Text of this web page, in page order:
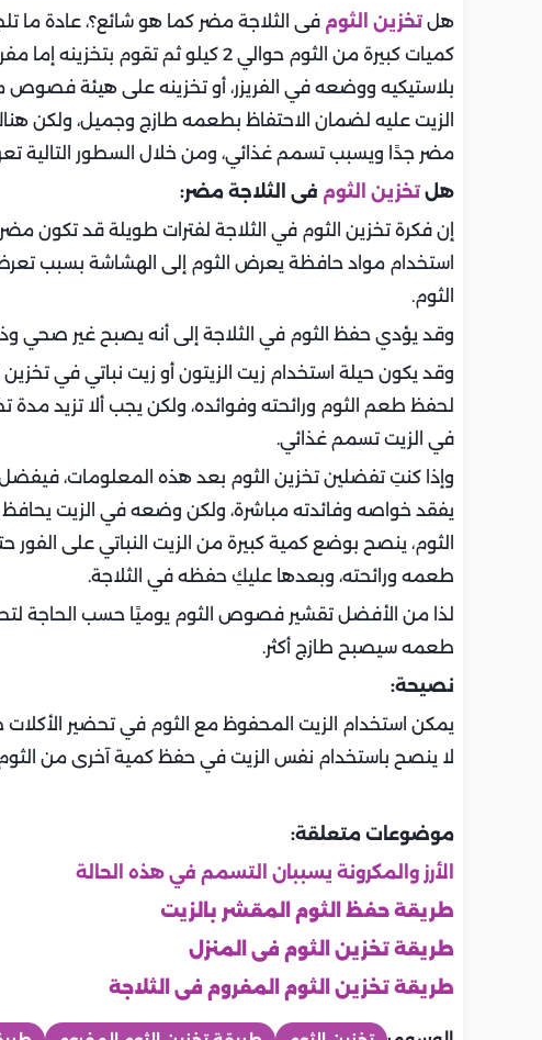
هل تخزين الثوم فى الثلاجة مضر كما هو شائع؟، عادة ما
كميات كبيرة من الثوم حوالي 2 كيلو
بلاستيكيه ووضعه في الفريزر، أو تخزينه على هيئة
الزيت عليه لضمان الاحتفاظ بطعمه طازج وجميل، ولكن
مضر جدًا ويسبب تسمم غذائي، ومن خلال السطور التالية
هل تخزين الثوم فى الثلاجة مضر:
إن فكرة تخزين الثوم في الثلاجة لفترات طويلة قد تكون
استخدام مواد حافظة يعرض الثوم إلى الهشاشة بسبب
الثوم.
وقد يؤدي حفظ الثوم في الثلاجة إلى أنه يصبح غير صحي
وقد يكون حيلة استخدام زيت الزيتون أو زيت نباتي في
في الزيت تسمم غذائي.
وإذا كنتِ تفضلين تخزين الثوم بعد هذه المعلومات،
الثوم، ينصح بوضع كمية كبيرة من الزيت النباتي على
طعمه ورائحته، وبعدها عليكِ حفظه في الثلاجة.
لذا من الأفضل تقشير فصوص الثوم يوميًا حسب الحاجة
طعمه سيصبح طازج أكثر.
نصيحة:
يمكن استخدام الزيت المحفوظ مع الثوم في تحضير
لا ينصح باستخدام نفس الزيت في حفظ كمية آخرى من
موضوعات متعلقة:
الأرز والمكرونة يسببان التسمم في هذه الحالة
طريقة حفظ الثوم المقشر بالزيت
طريقة تخزين الثوم‎ ‎فى المنزل
طريقة تخزين الثوم المفروم فى الثلاجة